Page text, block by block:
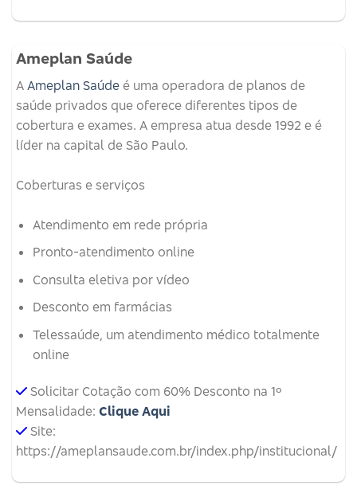
Ameplan Saúde
A Ameplan Saúde é uma operadora de planos de
saúde privados que oferece diferentes tipos de
cobertura e exames. A empresa atua desde 1992 e é
líder na capital de São Paulo.
Coberturas e serviços
Atendimento em rede própria
Pronto-atendimento online
Consulta eletiva por vídeo
Desconto em farmácias
Telessaúde, um atendimento médico totalmente
online
Solicitar Cotação com 60% Desconto na 1º
Mensalidade: Clique Aqui
Site:
https://ameplansaude.com.br/index.php/institucional/